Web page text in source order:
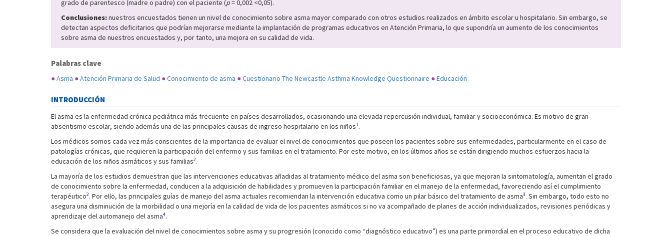
grado de parentesco (madre o padre) con el paciente (p= 0,002 <0,05).
Conclusiones:nuestros encuestados tienen un nivel de conocimiento sobre asma mayor comparado con otros estudios realizados en ámbito escolar u hospitalario. Sin embargo, se
detectan aspectos deficitarios que podrían mejorarse mediante la implantación de programas educativos en Atención Primaria, lo que supondría un aumento de los conocimientos
sobre asma de nuestros encuestados y, por tanto, una mejora en su calidad de vida.
Palabras clave
●Asma ●Atención Primaria de Salud ●Conocimiento de asma ●Cuestionario The Newcastle Asthma Knowledge Questionnaire ●Educación
INTRODUCCIÓN
El asma es la enfermedad crónica pediátrica más frecuente en países desarrollados, ocasionando una elevada repercusión individual, familiar y socioeconómica. Es motivo de gran
absentismo escolar, siendo además una de las principales causas de ingreso hospitalario en los niños1.
Los médicos somos cada vez más conscientes de la importancia de evaluar el nivel de conocimientos que poseen los pacientes sobre sus enfermedades, particularmente en el caso de
patologías crónicas, que requieren la participación del enfermo y sus familias en el tratamiento. Por este motivo, en los últimos años se están dirigiendo muchos esfuerzos hacia la
educación de los niños asmáticos y sus familias2.
La mayoría de los estudios demuestran que las intervenciones educativas añadidas al tratamiento médico del asma son beneficiosas, ya que mejoran la sintomatología, aumentan el grado
de conocimiento sobre la enfermedad, conducen a la adquisición de habilidades y promueven la participación familiar en el manejo de la enfermedad, favoreciendo así el cumplimiento
terapéutico2. Por ello, las principales guías de manejo del asma actuales recomiendan la intervención educativa como un pilar básico del tratamiento de asma3. Sin embargo, todo esto no
asegura una disminución de la morbilidad o una mejoría en la calidad de vida de los pacientes asmáticos si no va acompañado de planes de acción individualizados, revisiones periódicas y
aprendizaje del automanejo del asma4.
Se considera que la evaluación del nivel de conocimientos sobre asma y su progresión (conocido como “diagnóstico educativo”) es una parte primordial en el proceso educativo de dicha